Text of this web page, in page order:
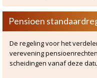
Scheiding
Alimentatie
Pensioen
Pensioen
De regeling voor het
verevening
scheidingen vanaf deze